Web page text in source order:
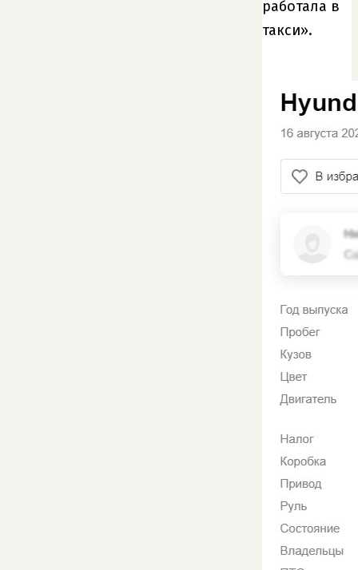
работала в
такси».